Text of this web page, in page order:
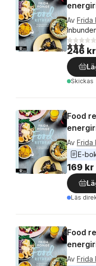
Av Frida
3,0utav
246 kr
Skickas
Food
Av Frida
E-
169 kr
Läs
Food
Av Frida